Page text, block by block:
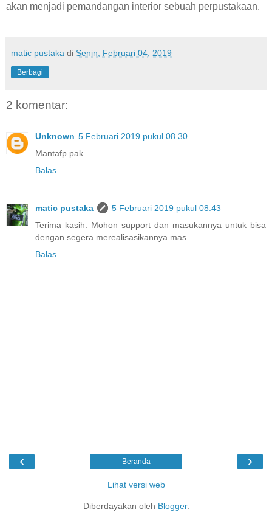
akan menjadi pemandangan interior sebuah perpustakaan.
matic pustaka di Senin, Februari 04, 2019
Berbagi
2 komentar:
Unknown 5 Februari 2019 pukul 08.30
Mantafp pak
Balas
matic pustaka
5 Februari 2019 pukul 08.43
Terima kasih. Mohon support dan masukannya untuk bisa
dengan segera merealisasikannya mas.
Balas
‹ ›
Beranda
Lihat versi web
Diberdayakan oleh Blogger.